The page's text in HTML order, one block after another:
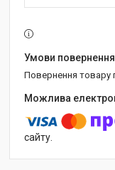
повернення товару
сайту.